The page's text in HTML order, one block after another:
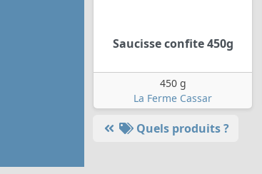
Saucisse confite 450g
450 g
La Ferme Cassar
Quels produits ?